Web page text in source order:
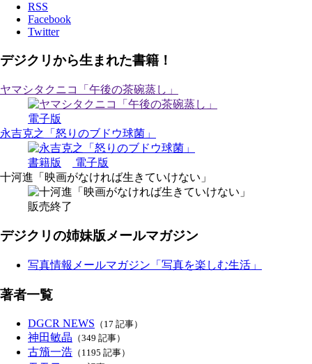
RSS
Facebook
Twitter
デジクリから生まれた書籍！
ヤマシタクニコ「午後の茶碗蒸し」
電子版
永吉克之「怒りのブドウ球菌」
書籍版
電子版
十河進「映画がなければ生きていけない」
販売終了
デジクリの姉妹版メールマガジン
写真情報メールマガジン「写真を楽しむ生活」
著者一覧
DGCR NEWS （17 記事）
神田敏晶 （349 記事）
古籏一浩 （1195 記事）